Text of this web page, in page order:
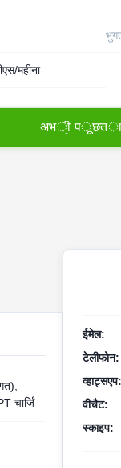
महीना
अभी पूछत
चार्जिं
ईमेल:
टेलीफोन:
व्हाट्सएप:
वीचैट:
स्काइप: